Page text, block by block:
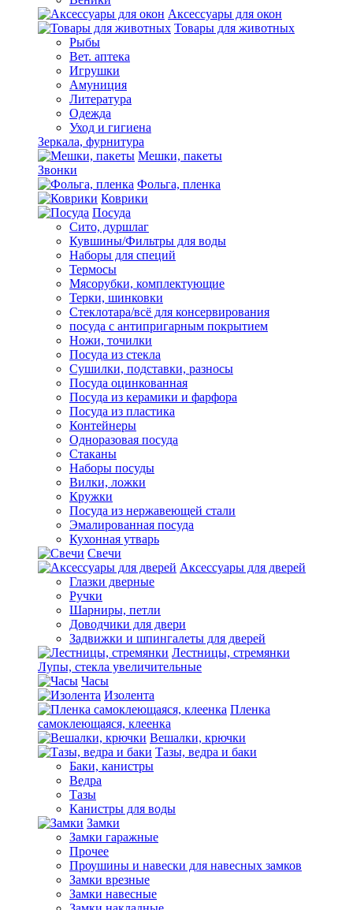
Аксессуары для окон
Товары для животных
Рыбы
Вет. аптека
Игрушки
Амуниция
Литература
Одежда
Уход и гигиена
Зеркала, фурнитура
Мешки, пакеты
Звонки
Фольга, пленка
Коврики
Посуда
Сито, дуршлаг
Кувшины/Фильтры для воды
Наборы для специй
Термосы
Мясорубки, комплектующие
Терки, шинковки
Стеклотара/всё для консервирования
посуда с антипригарным покрытием
Ножи, точилки
Посуда из стекла
Сушилки, подставки, разносы
Посуда оцинкованная
Посуда из керамики и фарфора
Посуда из пластика
Контейнеры
Одноразовая посуда
Стаканы
Наборы посуды
Вилки, ложки
Кружки
Посуда из нержавеющей стали
Эмалированная посуда
Кухонная утварь
Свечи
Аксессуары для дверей
Глазки дверные
Ручки
Шарниры, петли
Доводчики для двери
Задвижки и шпингалеты для дверей
Лестницы, стремянки
Лупы, стекла увеличительные
Часы
Изолента
Пленка
самоклеющаяся, клеенка
Вешалки, крючки
Тазы, ведра и баки
Баки, канистры
Ведра
Тазы
Канистры для воды
Замки
Замки гаражные
Прочее
Проушины и навески для навесных замков
Замки врезные
Замки навесные